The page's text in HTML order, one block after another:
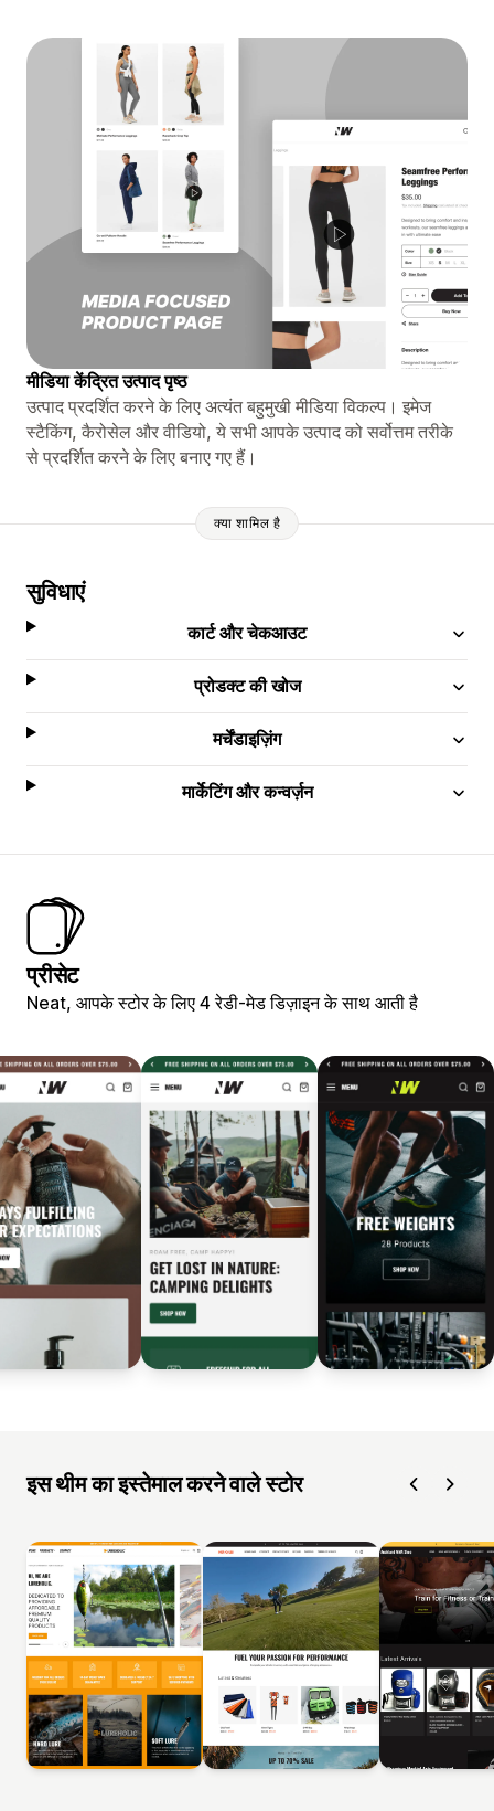
मीडिया केंद्रित उत्पाद पृष्ठ
उत्पाद प्रदर्शित करने के लिए अत्यंत बहुमुखी मीडिया विकल्प। इमेज
स्टैकिंग, कैरोसेल और वीडियो, ये सभी आपके उत्पाद को सर्वोत्तम तरीके
से प्रदर्शित करने के लिए बनाए गए हैं।
क्या शामिल है
सुविधाएं
कार्ट और चेकआउट
प्रोडक्ट की खोज
मर्चेंडाइज़िंग
मार्केटिंग और कन्वर्ज़न
प्रीसेट
Neat, आपके स्टोर के लिए 4 रेडी-मेड डिज़ाइन के साथ आती है
इस थीम का इस्तेमाल करने वाले स्टोर